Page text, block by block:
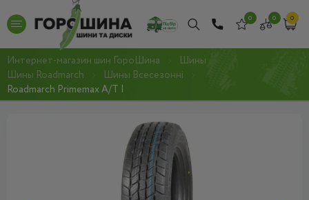
0 0 0
Интернет-магазин шин ГороШина
Шины
Шины Roadmarch
Шины Всесезонні
Roadmarch Primemax A/T I